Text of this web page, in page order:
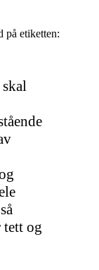
på etiketten:
tett og